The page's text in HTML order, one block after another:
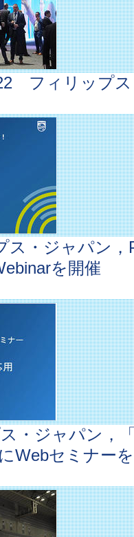
フィリップ
ス・ジャパン，
を開催
・ジャパン，
Webセミナー